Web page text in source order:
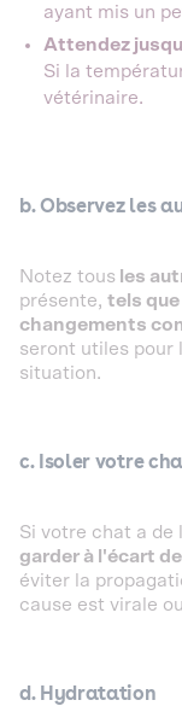
ayant mis un
Attendez
Si la
vétérinaire.
b. Observez les
Notez tous les
présente, tels
changements
seront utiles pour
situation.
c. Isoler votre
Si votre chat a de
garder à l'écart
éviter la
cause est virale
d. Hydratation